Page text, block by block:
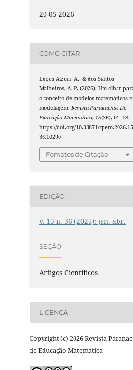
20-05-2026
COMO CITAR
Lopes Alzeri, A., & dos Santos
Malheiros, A. P. (2026). Um olhar
o conceito de modelos matemáticos
modelagem.Revista Paranaense De
Educação Matemática,15(36), 01–18.
https://doi.org/10.33871/
36.10290
Fomatos de Citação
EDIÇÃO
v. 15 n. 36 (2026): jan.-abr.
SEÇÃO
Artigos Científicos
LICENÇA
Copyright (c) 2026 Revista
de Educação Matemática